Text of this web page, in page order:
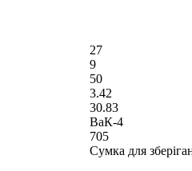
27
9
50
3.42
30.83
ВаК-4
705
Сумка для